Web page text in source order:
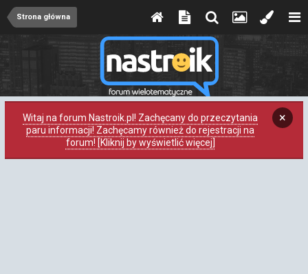
Strona główna
Witaj na forum Nastroik.pl! Zachęcany do przeczytania
paru informacji! Zachęcamy również do rejestracji na
forum! [Kliknij by wyświetlić więcej]
×